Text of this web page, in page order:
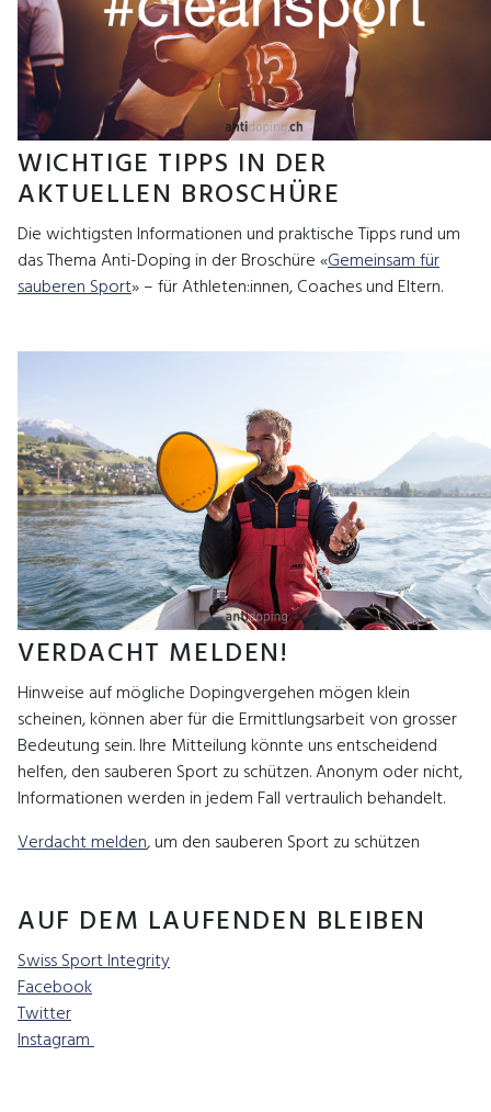
WICHTIGE TIPPS IN DER
AKTUELLEN BROSCHÜRE
Die wichtigsten Informationen und praktische Tipps rund um
das Thema Anti-Doping in der Broschüre «Gemeinsam für
sauberen Sport» – für Athleten:innen, Coaches und Eltern.
VERDACHT MELDEN!
Hinweise auf mögliche Dopingvergehen mögen klein
scheinen, können aber für die Ermittlungsarbeit von grosser
Bedeutung sein. Ihre Mitteilung könnte uns entscheidend
helfen, den sauberen Sport zu schützen. Anonym oder nicht,
Informationen werden in jedem Fall vertraulich behandelt.
Verdacht melden,um den sauberen Sport zu schützen
AUF DEM LAUFENDEN BLEIBEN
Swiss Sport Integrity
Facebook
Twitter
Instagram